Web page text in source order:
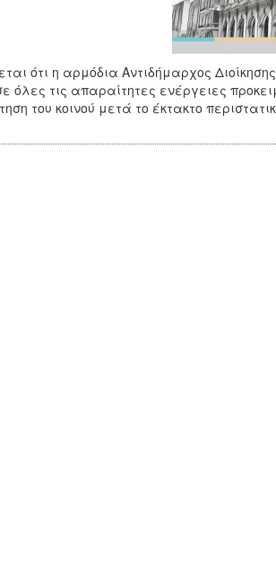
ότι η αρμόδια Αντιδήμαρχος
όλες τις απαραίτητες ενέργειες
του κοινού μετά το έκτακτο